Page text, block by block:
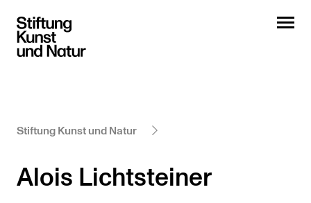
Stiftung Kunst und Natur
Alois Lichtsteiner